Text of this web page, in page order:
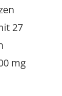
27
mg